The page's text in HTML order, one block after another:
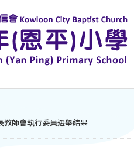
教師會執行委員選舉結果